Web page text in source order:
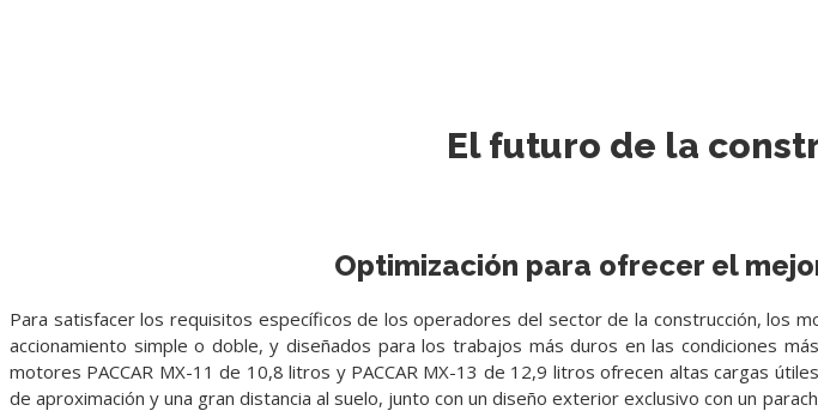
El futuro de la
Optimización para ofrecer el
Para satisfacer los requisitos específicos de los operadores del sector de la construcción, los
accionamiento simple o doble, y diseñados para los trabajos más duros en las condiciones
motores PACCAR MX-11 de 10,8 litros y PACCAR MX-13 de 12,9 litros ofrecen altas cargas
de aproximación y una gran distancia al suelo, junto con un diseño exterior exclusivo con un